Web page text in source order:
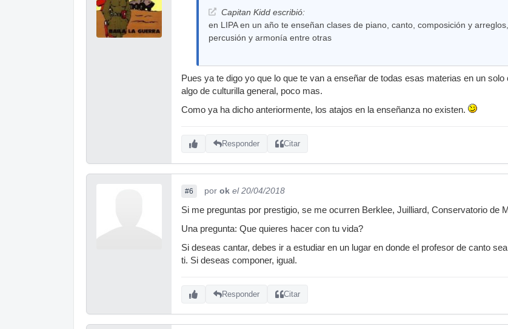
Capitan Kidd escribió:
en LIPA en un año te enseñan clases de piano, canto, composición y
percusión y armonía entre otras
Pues ya te digo yo que lo que te van a enseñar de todas esas materias en un
algo de culturilla general, poco mas.
Como ya ha dicho anteriormente, los atajos en la enseñanza no existen.
Responder Citar
#6 por ok el 20/04/2018
Si me preguntas por prestigio, se me ocurren Berklee, Juilliard, Conservatorio de
Una pregunta: Que quieres hacer con tu vida?
Si deseas cantar, debes ir a estudiar en un lugar en donde el profesor de canto
ti. Si deseas componer, igual.
Responder Citar